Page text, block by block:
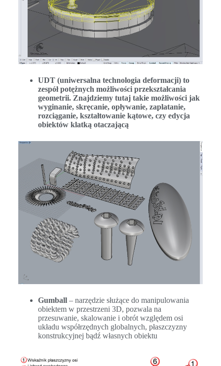
UDT (uniwersalna technologia deformacji) to
zespół potężnych możliwości przekształcania
geometrii. Znajdziemy tutaj takie możliwości jak
wyginanie, skręcanie, opływanie, zaplatanie,
rozciąganie, kształtowanie kątowe, czy edycja
obiektów klatką otaczającą
Gumball– narzędzie służące do manipulowania
obiektem w przestrzeni 3D, pozwala na
przesuwanie, skalowanie i obrót względem osi
układu współrzędnych globalnych, płaszczyzny
konstrukcyjnej bądź własnych obiektu